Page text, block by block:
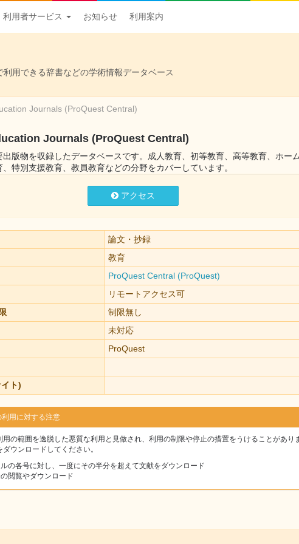
利用者サービス お知らせ 利用案内
用できる辞書などの学術情報データベース
Journals (ProQuest Central)
Journals (ProQuest Central)
出版物を収録したデータベースです。成人教育、初等教育、高等教育、ホー
、特別支援教育、教員教育などの分野をカバーしています。
アクセス
論文・抄録
教育
ProQuest Central (ProQuest)
リモートアクセス可
制限無し
未対応
ProQuest
ト)
用に対する注意
用の範囲を逸脱した悪質な利用と見做され、利用の制限や停止の措置をうけることがあり
ウンロードしてください。
の各号に対し、一度にその半分を超えて文献をダウンロード
閲覧やダウンロード